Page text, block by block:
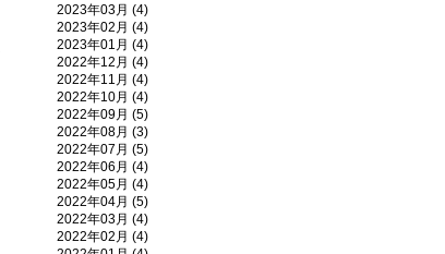
2023年03月 (4)
2023年02月 (4)
2023年01月 (4)
2022年12月 (4)
2022年11月 (4)
2022年10月 (4)
2022年09月 (5)
2022年08月 (3)
2022年07月 (5)
2022年06月 (4)
2022年05月 (4)
2022年04月 (5)
2022年03月 (4)
2022年02月 (4)